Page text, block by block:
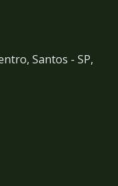
Santos - SP,